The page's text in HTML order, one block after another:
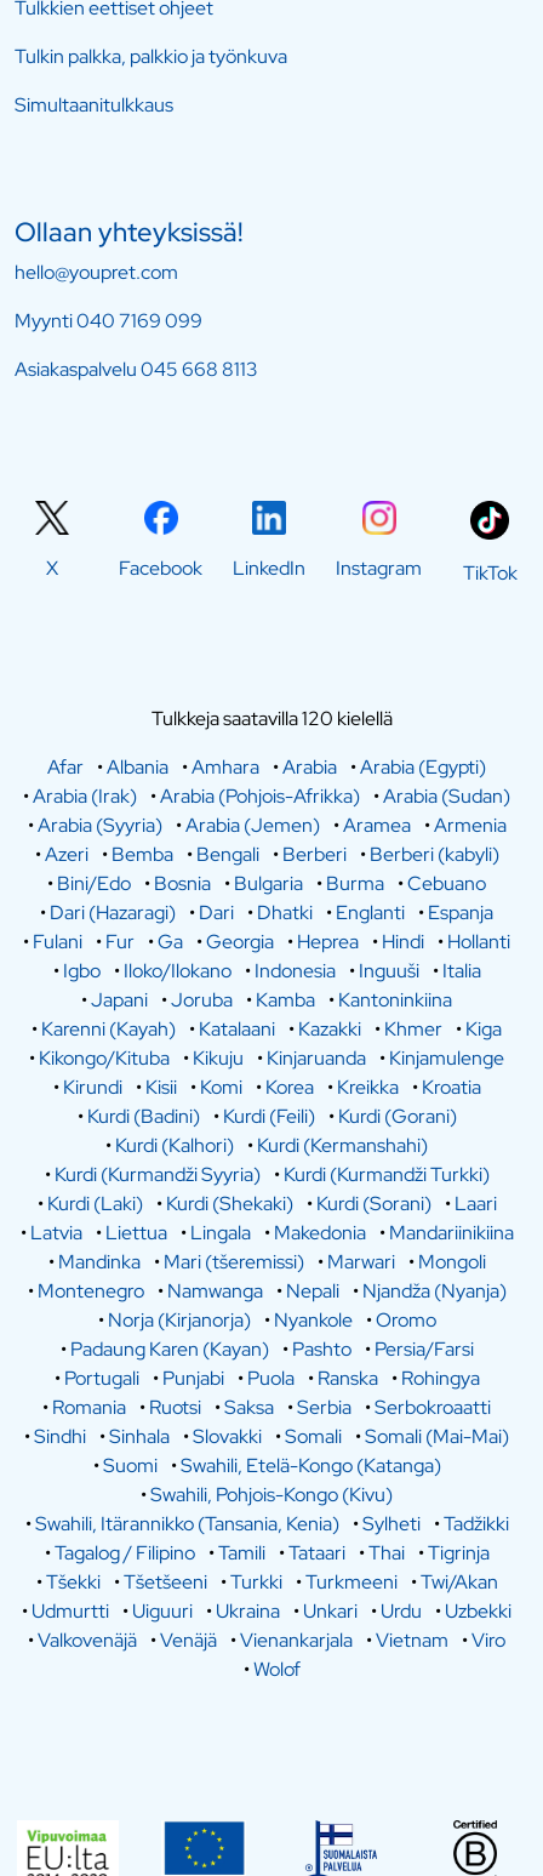
Tulkkien eettiset ohjeet
Tulkin palkka, palkkio ja työnkuva
Simultaanitulkkaus
Ollaan yhteyksissä!
hello@youpret.com
Myynti040 7169 099
Asiakaspalvelu045 668 8113
X Facebook LinkedIn Instagram TikTok
Tulkkeja saatavilla 120 kielellä
Afar •Albania •Amhara •Arabia •Arabia (Egypti)
•Arabia (Irak) •Arabia (Pohjois-Afrikka) •Arabia (Sudan)
•Arabia (Syyria) •Arabia (Jemen) •Aramea •Armenia
•Azeri •Bemba •Bengali •Berberi •Berberi (kabyli)
•Bini/Edo •Bosnia •Bulgaria •Burma •Cebuano
•Dari (Hazaragi) •Dari •Dhatki •Englanti •Espanja
•Fulani •Fur •Ga •Georgia •Heprea •Hindi •Hollanti
•Igbo •Iloko/Ilokano •Indonesia •Inguuši •Italia
•Japani •Joruba •Kamba •Kantoninkiina
•Karenni (Kayah) •Katalaani •Kazakki •Khmer •Kiga
•Kikongo/Kituba •Kikuju •Kinjaruanda •Kinjamulenge
•Kirundi •Kisii •Komi •Korea •Kreikka •Kroatia
•Kurdi (Badini) •Kurdi (Feili) •Kurdi (Gorani)
•Kurdi (Kalhori) •Kurdi (Kermanshahi)
•Kurdi (Kurmandži Syyria) •Kurdi (Kurmandži Turkki)
•Kurdi (Laki) •Kurdi (Shekaki) •Kurdi (Sorani) •Laari
•Latvia •Liettua •Lingala •Makedonia •Mandariinikiina
•Mandinka •Mari (tšeremissi) •Marwari •Mongoli
•Montenegro •Namwanga •Nepali •Njandža (Nyanja)
•Norja (Kirjanorja) •Nyankole •Oromo
•Padaung Karen (Kayan) •Pashto •Persia/Farsi
•Portugali •Punjabi •Puola •Ranska •Rohingya
•Romania •Ruotsi •Saksa •Serbia •Serbokroaatti
•Sindhi •Sinhala •Slovakki •Somali •Somali (Mai-Mai)
•Suomi •Swahili, Etelä-Kongo (Katanga)
•Swahili, Pohjois-Kongo (Kivu)
•Swahili, Itärannikko (Tansania, Kenia) •Sylheti •Tadžikki
•Tagalog / Filipino •Tamili •Tataari •Thai •Tigrinja
•Tšekki •Tšetšeeni •Turkki •Turkmeeni •Twi/Akan
•Udmurtti •Uiguuri •Ukraina •Unkari •Urdu •Uzbekki
•Valkovenäjä •Venäjä •Vienankarjala •Vietnam •Viro
•Wolof